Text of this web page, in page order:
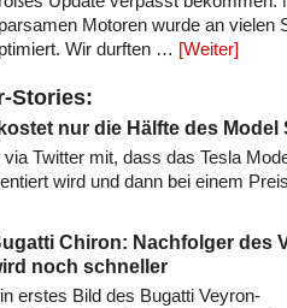
Motoren wurde an vielen
Wir durften … [Weiter]
Stories:
nur die Hälfte des Model
Twitter mit, dass das Tesla
wird und dann bei einem
Chiron: Nachfolger des
noch schneller
erstes Bild des Bugatti Veyron-